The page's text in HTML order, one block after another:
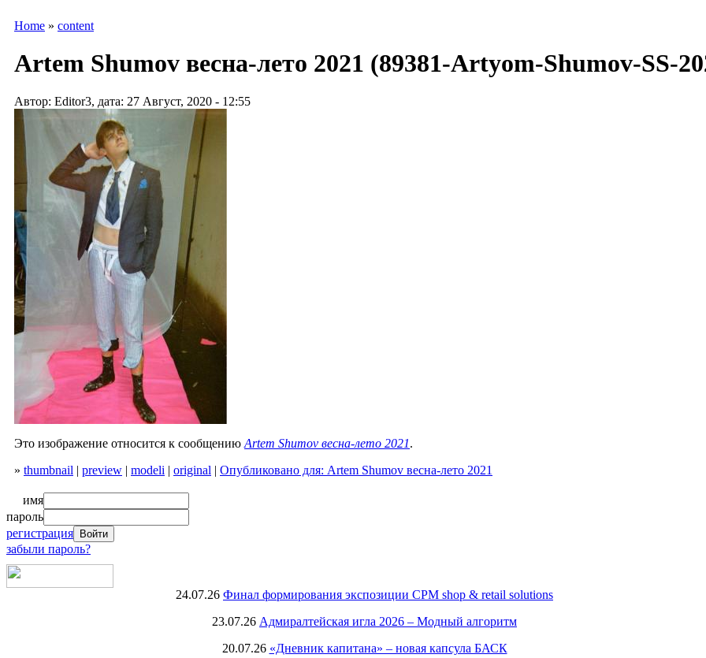
Home » content
Artem Shumov весна-лето 2021 (89381-Artyom-Shumov-SS-
Автор: Editor3, дата: 27 Август, 2020 - 12:55
Это изображение относится к сообщениюArtem Shumov весна-лето 2021.
» thumbnail | preview | modeli | original | Опубликовано для: Artem Shumov весна-лето 2021
имя
пароль
регистрация
забыли пароль?
24.07.26 Финал формирования экспозиции CPM shop & retail solutions
23.07.26 Адмиралтейская игла 2026 – Модный алгоритм
20.07.26 «Дневник капитана» – новая капсула БАСК